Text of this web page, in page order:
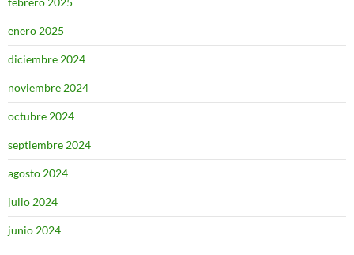
enero 2025
diciembre 2024
noviembre 2024
octubre 2024
septiembre 2024
agosto 2024
julio 2024
junio 2024